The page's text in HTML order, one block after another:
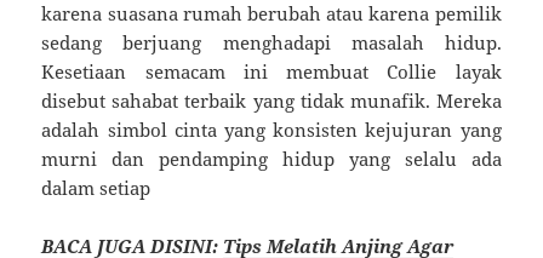
karena suasana rumah berubah atau karena pemilik
sedang berjuang menghadapi masalah hidup.
Kesetiaan semacam ini membuat Collie layak
disebut sahabat terbaik yang tidak munafik. Mereka
adalah simbol cinta yang konsisten kejujuran yang
murni dan pendamping hidup yang selalu ada
dalam setiap
BACA JUGA DISINI: Tips Melatih Anjing Agar